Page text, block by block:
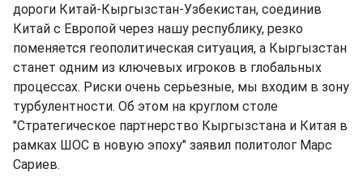
дороги Китай-Кыргызстан-Узбекистан, соединив
Китай с Европой через нашу республику, резко
поменяется геополитическая ситуация, а Кыргызстан
станет одним из ключевых игроков в глобальных
процессах. Риски очень серьезные, мы входим в зону
турбулентности. Об этом на круглом столе
"Стратегическое партнерство Кыргызстана и Китая в
рамках ШОС в новую эпоху" заявил политолог Марс
Сариев.